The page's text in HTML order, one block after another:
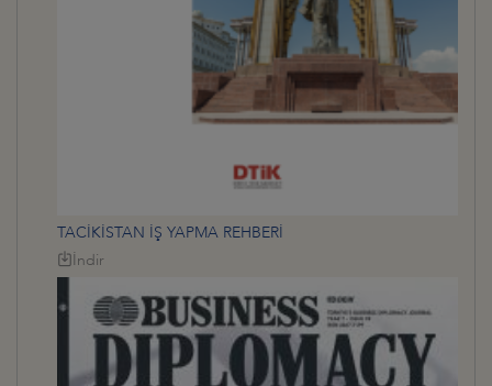
TACİKİSTAN İŞ YAPMA REHBERİ
İndir